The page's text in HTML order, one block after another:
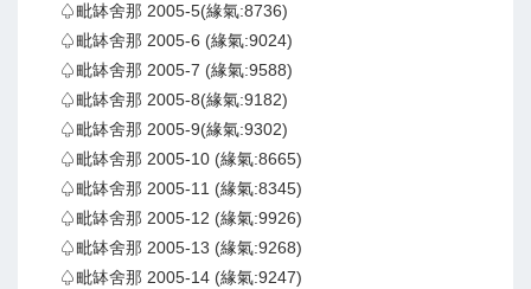
♤毗缽舍那 2005-5(緣氣:8736)
♤毗缽舍那 2005-6 (緣氣:9024)
♤毗缽舍那 2005-7 (緣氣:9588)
♤毗缽舍那 2005-8(緣氣:9182)
♤毗缽舍那 2005-9(緣氣:9302)
♤毗缽舍那 2005-10 (緣氣:8665)
♤毗缽舍那 2005-11 (緣氣:8345)
♤毗缽舍那 2005-12 (緣氣:9926)
♤毗缽舍那 2005-13 (緣氣:9268)
♤毗缽舍那 2005-14 (緣氣:9247)